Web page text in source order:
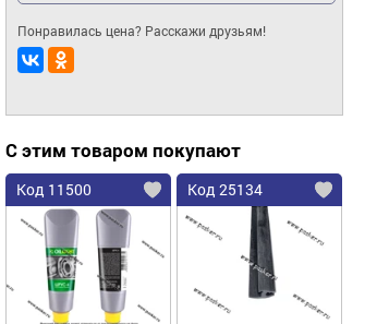
Понравилась цена? Расскажи друзьям!
С этим товаром покупают
Код 11500 Код 25134